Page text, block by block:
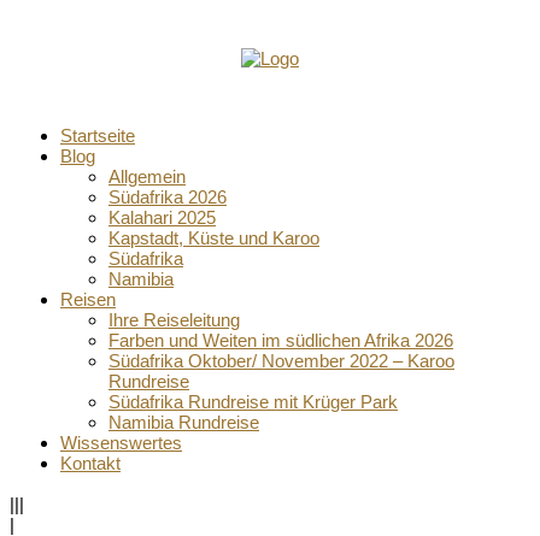
Startseite
Blog
Allgemein
Südafrika 2026
Kalahari 2025
Kapstadt, Küste und Karoo
Südafrika
Namibia
Reisen
Ihre Reiseleitung
Farben und Weiten im südlichen Afrika 2026
Südafrika Oktober/ November 2022 – Karoo
Rundreise
Südafrika Rundreise mit Krüger Park
Namibia Rundreise
Wissenswertes
Kontakt
|||
|